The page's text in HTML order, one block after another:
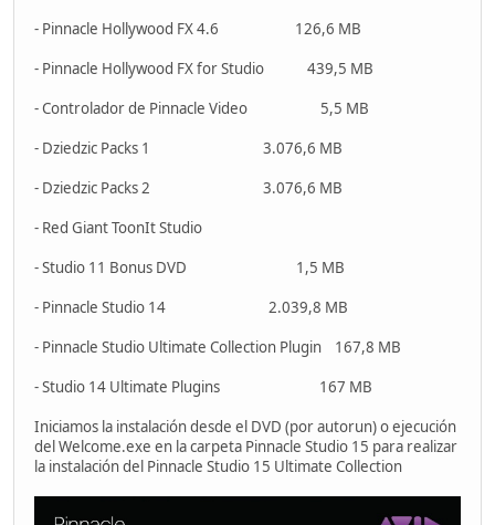
- Pinnacle Hollywood FX 4.6 126,6 MB
- Pinnacle Hollywood FX for Studio 439,5 MB
- Controlador de Pinnacle Video 5,5 MB
- Dziedzic Packs 1 3.076,6 MB
- Dziedzic Packs 2 3.076,6 MB
- Red Giant ToonIt Studio
- Studio 11 Bonus DVD 1,5 MB
- Pinnacle Studio 14 2.039,8 MB
- Pinnacle Studio Ultimate Collection Plugin 167,8 MB
- Studio 14 Ultimate Plugins 167 MB
Iniciamos la instalación desde el DVD (por autorun) o ejecución
del Welcome.exe en la carpeta Pinnacle Studio 15 para realizar
la instalación del Pinnacle Studio 15 Ultimate Collection